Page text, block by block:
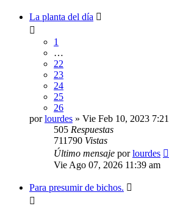
La planta del día
1
…
22
23
24
25
26
porlourdes » Vie Feb 10, 2023
505 Respuestas
711790 Vistas
Último mensaje porlourdes
Vie Ago 07, 2026 11:39 am
Para presumir de bichos.